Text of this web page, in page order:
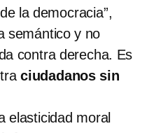
la democracia”,
semántico y no
contra derecha. Es
ciudadanos sin
elasticidad moral